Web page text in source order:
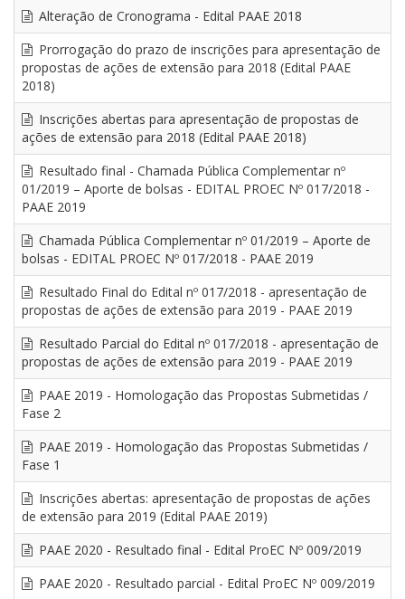
Alteração de Cronograma - Edital PAAE 2018
Prorrogação do prazo de inscrições para apresentação de
propostas de ações de extensão para 2018 (Edital PAAE
2018)
Inscrições abertas para apresentação de propostas de
ações de extensão para 2018 (Edital PAAE 2018)
Resultado final - Chamada Pública Complementar nº
01/2019 – Aporte de bolsas - EDITAL PROEC Nº 017/2018 -
PAAE 2019
Chamada Pública Complementar nº 01/2019 – Aporte de
bolsas - EDITAL PROEC Nº 017/2018 - PAAE 2019
Resultado Final do Edital nº 017/2018 - apresentação de
propostas de ações de extensão para 2019 - PAAE 2019
Resultado Parcial do Edital nº 017/2018 - apresentação de
propostas de ações de extensão para 2019 - PAAE 2019
PAAE 2019 - Homologação das Propostas Submetidas /
Fase 2
PAAE 2019 - Homologação das Propostas Submetidas /
Fase 1
Inscrições abertas: apresentação de propostas de ações
de extensão para 2019 (Edital PAAE 2019)
PAAE 2020 - Resultado final - Edital ProEC Nº 009/2019
PAAE 2020 - Resultado parcial - Edital ProEC Nº 009/2019